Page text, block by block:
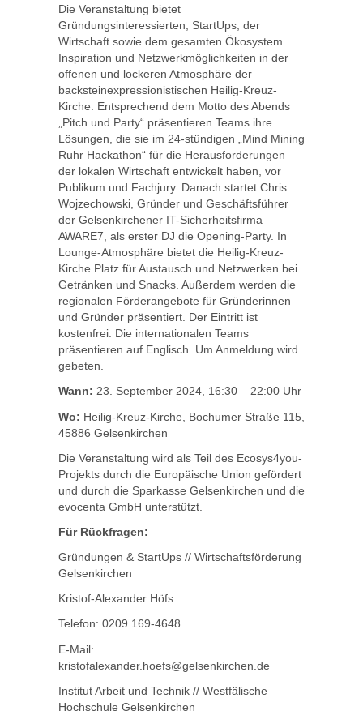
Die Veranstaltung bietet
Gründungsinteressierten, StartUps, der
Wirtschaft sowie dem gesamten Ökosystem
Inspiration und Netzwerkmöglichkeiten in der
offenen und lockeren Atmosphäre der
backsteinexpressionistischen Heilig-Kreuz-
Kirche. Entsprechend dem Motto des Abends
„Pitch und Party“ präsentieren Teams ihre
Lösungen, die sie im 24-stündigen „Mind Mining
Ruhr Hackathon“ für die Herausforderungen
der lokalen Wirtschaft entwickelt haben, vor
Publikum und Fachjury. Danach startet Chris
Wojzechowski, Gründer und Geschäftsführer
der Gelsenkirchener IT-Sicherheitsfirma
AWARE7, als erster DJ die Opening-Party. In
Lounge-Atmosphäre bietet die Heilig-Kreuz-
Kirche Platz für Austausch und Netzwerken bei
Getränken und Snacks. Außerdem werden die
regionalen Förderangebote für Gründerinnen
und Gründer präsentiert. Der Eintritt ist
kostenfrei. Die internationalen Teams
präsentieren auf Englisch. Um Anmeldung wird
gebeten.
Wann: 23. September 2024, 16:30 – 22:00 Uhr
Wo: Heilig-Kreuz-Kirche, Bochumer Straße 115,
45886 Gelsenkirchen
Die Veranstaltung wird als Teil des Ecosys4you-
Projekts durch die Europäische Union gefördert
und durch die Sparkasse Gelsenkirchen und die
evocenta GmbH unterstützt.
Für Rückfragen:
Gründungen & StartUps // Wirtschaftsförderung
Gelsenkirchen
Kristof-Alexander Höfs
Telefon: 0209 169-4648
E-Mail:
kristofalexander.hoefs@gelsenkirchen.de
Institut Arbeit und Technik // Westfälische
Hochschule Gelsenkirchen